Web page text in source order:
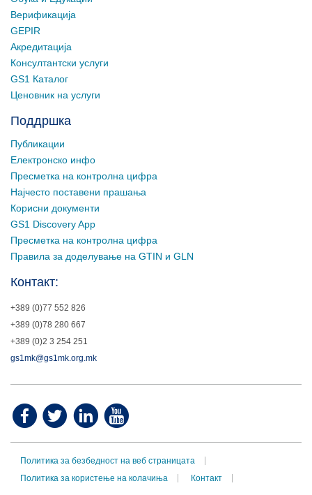
Верификација
GEPIR
Акредитација
Консултантски услуги
GS1 Каталог
Ценовник на услуги
Поддршка
Публикации
Електронско инфо
Пресметка на контролна цифра
Најчесто поставени прашања
Корисни документи
GS1 Discovery App
Пресметка на контролна цифра
Правила за доделување на GTIN и GLN
Контакт:
+389 (0)77 552 826
+389 (0)78 280 667
+389 (0)2 3 254 251
gs1mk@gs1mk.org.mk
Политика за безбедност на веб страницата
Политика за користење на колачиња
Контакт